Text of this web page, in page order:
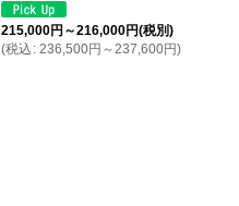
215,000円 ～216,000円(税別)
(税込 : 236,500円 ～237,600円)